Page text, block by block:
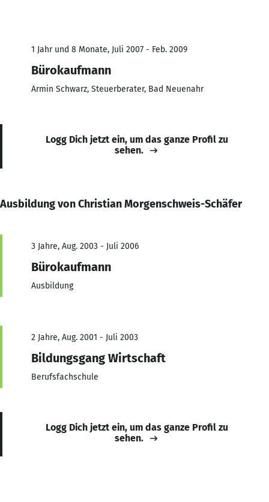
1 Jahr und 8 Monate, Juli 2007 - Feb. 2009
Bürokaufmann
Armin Schwarz, Steuerberater, Bad Neuenahr
Logg Dich jetzt ein, um das ganze Profil zu
sehen.
Ausbildung von Christian Morgenschweis-Schäfer
3 Jahre, Aug. 2003 - Juli 2006
Bürokaufmann
Ausbildung
2 Jahre, Aug. 2001 - Juli 2003
Bildungsgang Wirtschaft
Berufsfachschule
Logg Dich jetzt ein, um das ganze Profil zu
sehen.